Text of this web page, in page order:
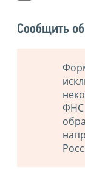
Сообщить
ФНС